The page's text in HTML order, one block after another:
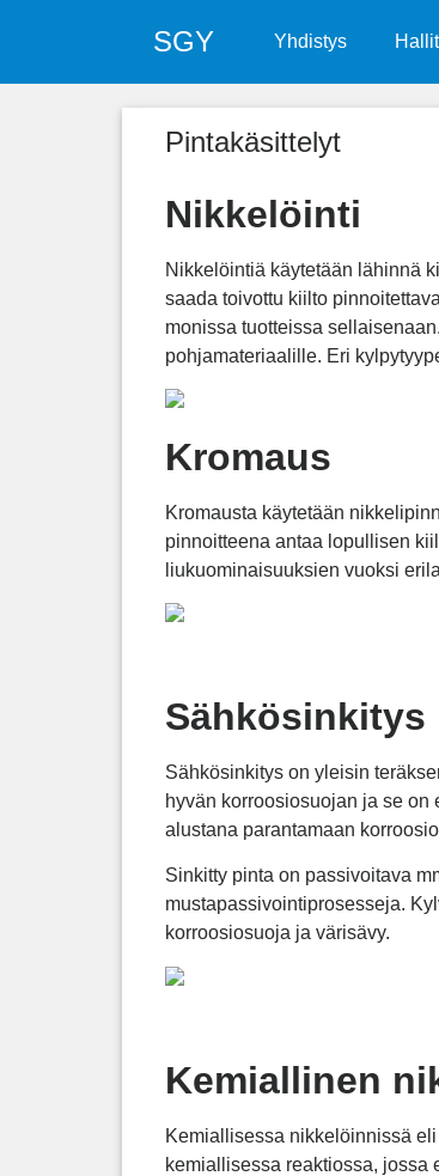
SGY Yhdistys
Pintakäsittelyt
Nikkelöinti
Nikkelöintiä käytetään lähinnä
saada toivottu kiilto
monissa tuotteissa
pohjamateriaalille. Eri
Kromaus
Kromausta käytetään
pinnoitteena antaa lopullisen
liukuominaisuuksien vuoksi
Sähkösinkitys
Sähkösinkitys on yleisin
hyvän korroosiosuojan ja se
alustana parantamaan
Sinkitty pinta on passivoitava
mustapassivointiprosesseja.
korroosiosuoja ja värisävy.
Kemiallinen
Kemiallisessa nikkelöinnissä
kemiallisessa reaktiossa, jossa